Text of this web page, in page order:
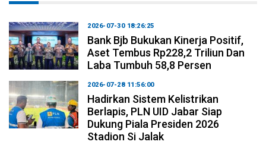
2026-07-30 18:26:25
Bank Bjb Bukukan Kinerja Positif,
Aset Tembus Rp228,2 Triliun Dan
Laba Tumbuh 58,8 Persen
2026-07-28 11:56:00
Hadirkan Sistem Kelistrikan
Berlapis, PLN UID Jabar Siap
Dukung Piala Presiden 2026
Stadion Si Jalak